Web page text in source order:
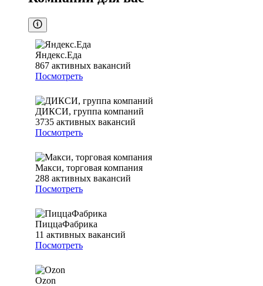
Яндекс.Еда
867 активных вакансий
Посмотреть
ДИКСИ, группа компаний
3735 активных вакансий
Посмотреть
Макси, торговая компания
288 активных вакансий
Посмотреть
ПиццаФабрика
11 активных вакансий
Посмотреть
Ozon